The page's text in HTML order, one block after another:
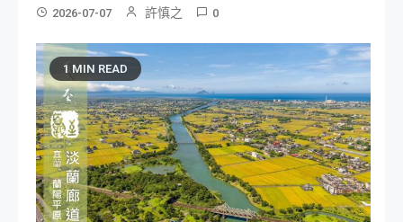
2026-07-07 許慎之 0
1 MIN READ